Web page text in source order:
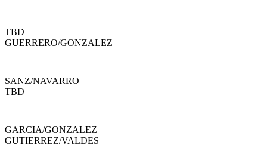
TBD
GUERRERO/GONZALEZ
SANZ/NAVARRO
TBD
GARCIA/GONZALEZ
GUTIERREZ/VALDES